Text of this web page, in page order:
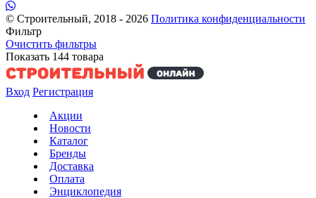
© Строительный, 2018 - 2026 Политика конфиденциальности
Фильтр
Очистить фильтры
Показать 144 товара
Вход Регистрация
Акции
Новости
Каталог
Бренды
Доставка
Оплата
Энциклопедия